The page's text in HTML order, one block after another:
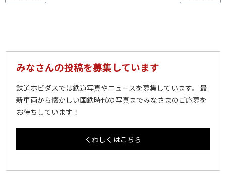
みなさんの投稿を募集しています
鉄道ホビダスでは鉄道写真やニュースを募集しています。 最
新車両から懐かしい国鉄時代の写真までみなさまのご応募を
お待ちしています！
くわしくはこちら